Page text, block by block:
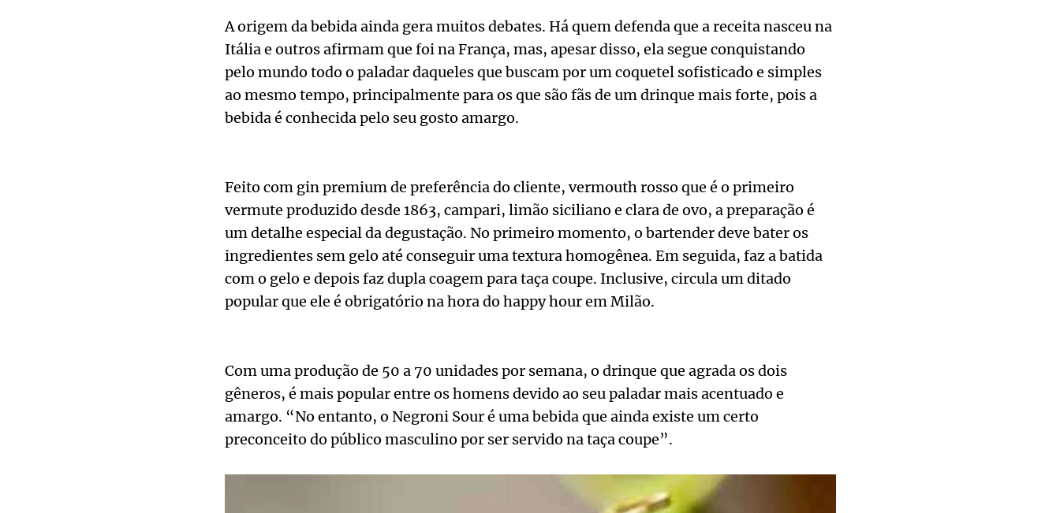
A origem da bebida ainda gera muitos debates. Há quem defenda que a receita nasceu na
Itália e outros afirmam que foi na França, mas, apesar disso, ela segue conquistando
pelo mundo todo o paladar daqueles que buscam por um coquetel sofisticado e simples
ao mesmo tempo, principalmente para os que são fãs de um drinque mais forte, pois a
bebida é conhecida pelo seu gosto amargo.
Feito com gin premium de preferência do cliente, vermouth rosso que é o primeiro
vermute produzido desde 1863, campari, limão siciliano e clara de ovo, a preparação é
um detalhe especial da degustação. No primeiro momento, o bartender deve bater os
ingredientes sem gelo até conseguir uma textura homogênea. Em seguida, faz a batida
com o gelo e depois faz dupla coagem para taça coupe. Inclusive, circula um ditado
popular que ele é obrigatório na hora do happy hour em Milão.
Com uma produção de 50 a 70 unidades por semana, o drinque que agrada os dois
gêneros, é mais popular entre os homens devido ao seu paladar mais acentuado e
amargo. “No entanto, o Negroni Sour é uma bebida que ainda existe um certo
preconceito do público masculino por ser servido na taça coupe”.